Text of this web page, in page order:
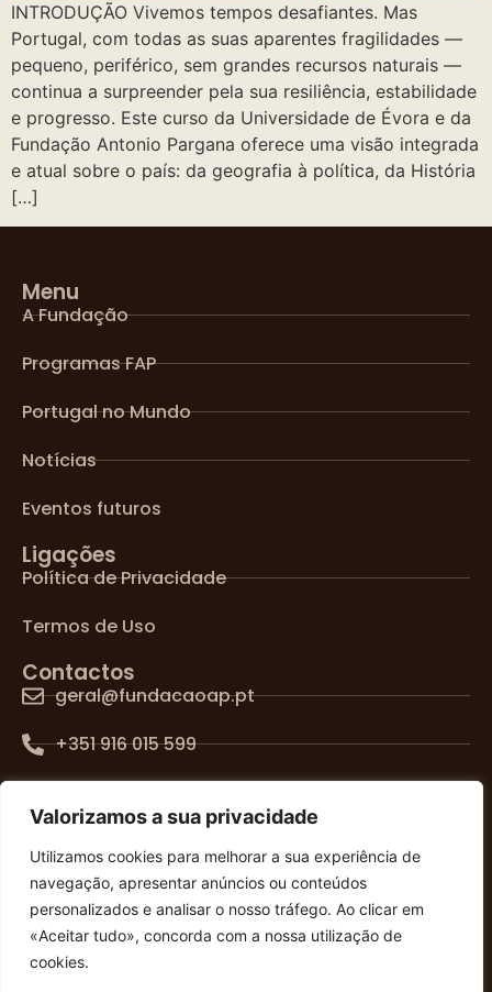
Valorizamos a sua privacidade
Utilizamos cookies para melhorar a sua experiência de
navegação, apresentar anúncios ou conteúdos
personalizados e analisar o nosso tráfego. Ao clicar em
«Aceitar tudo», concorda com a nossa utilização de
cookies.
INTRODUÇÃO Vivemos tempos desafiantes. Mas
Portugal, com todas as suas aparentes fragilidades —
pequeno, periférico, sem grandes recursos naturais —
continua a surpreender pela sua resiliência, estabilidade
e progresso. Este curso da Universidade de Évora e da
Fundação Antonio Pargana oferece uma visão integrada
e atual sobre o país: da geografia à política, da História
[…]
Menu
A Fundação
Programas FAP
Portugal no Mundo
Notícias
Eventos futuros
Ligações
Política de Privacidade
Termos de Uso
Contactos
geral@fundacaoap.pt
+351 916 015 599
SIGA-NOS NAS REDES SOCIAIS